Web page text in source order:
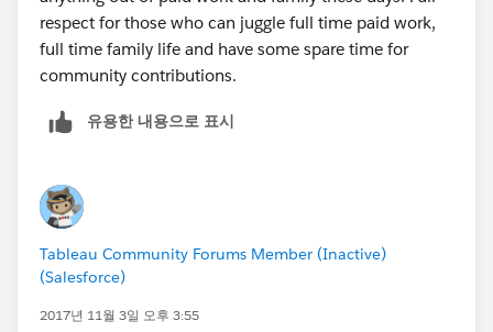
respect for those who can juggle full time paid work,
full time family life and have some spare time for
community contributions.
유용한 내용으로 표시
Tableau Community Forums Member (Inactive)
(Salesforce)
2017년 11월 3일 오후 3:55